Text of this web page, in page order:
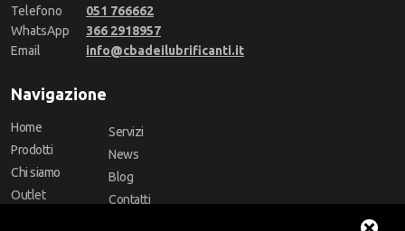
Telefono
051 766662
WhatsApp
366 2918957
Email
info@cbadeilubrificanti.it
Navigazione
Home
Prodotti
Chi siamo
Outlet
Servizi
News
Blog
Contatti